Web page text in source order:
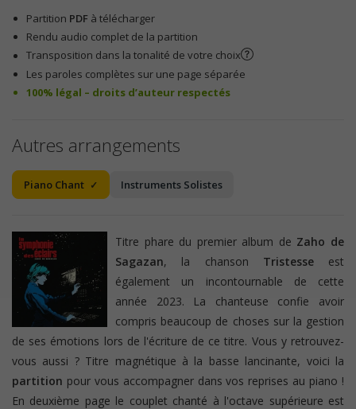
Partition PDF à télécharger
Rendu audio complet de la partition
Transposition dans la tonalité de votre choix
Les paroles complètes sur une page séparée
100% légal – droits d’auteur respectés
Autres arrangements
Piano Chant Instruments Solistes
Titre phare du premier album de Zaho de
Sagazan, la chanson Tristesseest
également un incontournable de cette
année 2023. La chanteuse confie avoir
compris beaucoup de choses sur la gestion
de ses émotions lors de l'écriture de ce titre. Vous y retrouvez-
vous aussi ? Titre magnétique à la basse lancinante, voici la
partition pour vous accompagner dans vos reprises au piano !
En deuxième page le couplet chanté à l'octave supérieure est